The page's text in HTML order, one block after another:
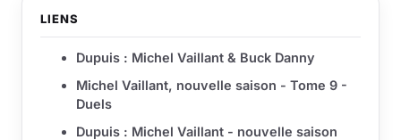
LIENS
Dupuis : Michel Vaillant & Buck Danny
Michel Vaillant, nouvelle saison - Tome 9 -
Duels
Dupuis : Michel Vaillant - nouvelle saison